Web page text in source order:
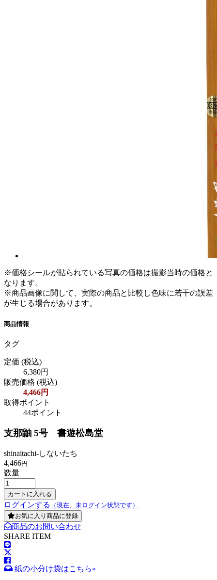
※価格シールが貼られている写真の価格は撮影当時の価格と
なります。
※商品画像に関して、実際の商品と比較し色味に若干の誤差
が生じる場合があります。
商品情報
タグ
定価 (税込)
6,380円
販売価格 (税込)
4,466円
取得ポイント
44ポイント
支那鼬 5号 書遊松島堂
shinaitachi-しないたち
4,466円
数量
ログインする
（現在、未ログイン状態です）
お気に入り商品に登録
商品のお問い合わせ
SHARE ITEM
紙の小分け袋はこちら»